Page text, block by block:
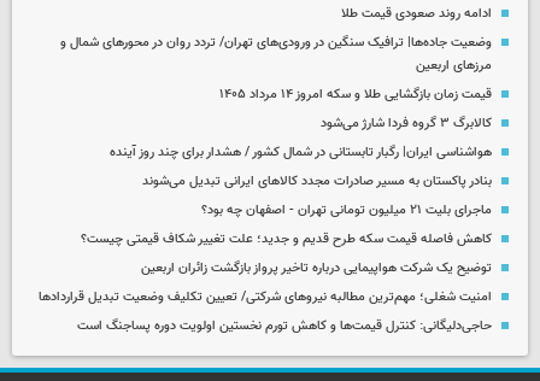
ادامه روند صعودی قیمت طلا
وضعیت جاده‌ها| ترافیک سنگین در ورودی‌های تهران/ تردد روان در محورهای شمال و
مرزهای اربعین
قیمت زمان بازگشایی طلا و سکه امروز ۱۴ مرداد ۱۴۰۵
کالابرگ ۳ گروه فردا شارژ می‌شود
هواشناسی ایران| رگبار تابستانی در شمال کشور / هشدار برای چند روز آینده
بنادر پاکستان به مسیر صادرات مجدد کالاهای ایرانی تبدیل می‌شوند
ماجرای بلیت ۲۱ میلیون تومانی تهران - اصفهان چه بود؟
کاهش فاصله قیمت سکه طرح قدیم و جدید؛ علت تغییر شکاف قیمتی چیست؟
توضیح یک شرکت هواپیمایی درباره تاخیر پرواز بازگشت زائران اربعین
امنیت شغلی؛ مهم‌ترین مطالبه نیروهای شرکتی/ تعیین تکلیف وضعیت تبدیل قراردادها
حاجی‌دلیگانی: کنترل قیمت‌ها و کاهش تورم نخستین اولویت دوره پساجنگ است